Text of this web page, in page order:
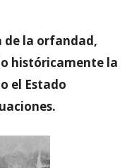
de la orfandad,
históricamente la
el Estado